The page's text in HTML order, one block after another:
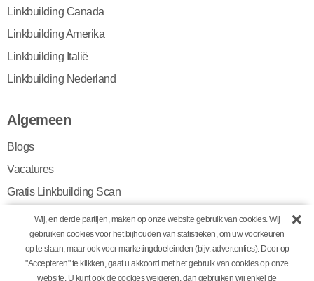
Wij, en derde partijen, maken op onze website gebruik van cookies. Wij
gebruiken cookies voor het bijhouden van statistieken, om uw voorkeuren
op te slaan, maar ook voor marketingdoeleinden (bijv. advertenties). Door op
"Accepteren" te klikken, gaat u akkoord met het gebruik van cookies op onze
website. U kunt ook de cookies weigeren, dan gebruiken wij enkel de
Linkbuilding Canada
Linkbuilding Amerika
Linkbuilding Italië
Linkbuilding Nederland
Algemeen
Blogs
Vacatures
Gratis Linkbuilding Scan
Algemene voorwaarden
Privacy policy
Cookiebeleid